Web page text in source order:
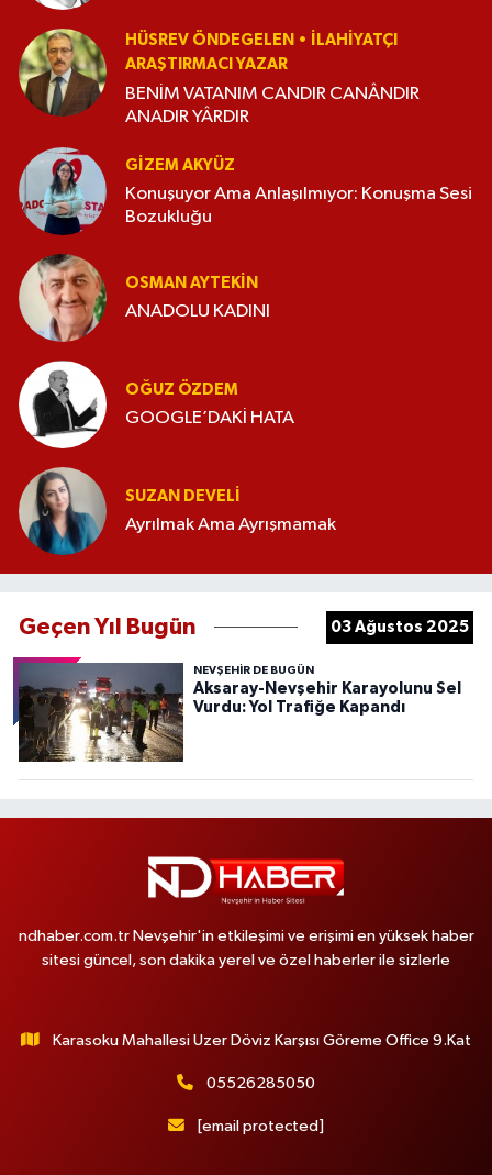
HÜSREV ÖNDEGELEN • İLAHIYATÇI
ARAŞTIRMACI YAZAR
BENİM VATANIM CANDIR CANÂNDIR
ANADIR YÂRDIR
GIZEM AKYÜZ
Konuşuyor Ama Anlaşılmıyor: Konuşma Sesi
Bozukluğu
OSMAN AYTEKIN
ANADOLU KADINI
OĞUZ ÖZDEM
GOOGLE’DAKİ HATA
SUZAN DEVELI
Ayrılmak Ama Ayrışmamak
Geçen Yıl Bugün 03 Ağustos 2025
NEVŞEHIR DE BUGÜN
Aksaray-Nevşehir Karayolunu Sel
Vurdu: Yol Trafiğe Kapandı
ndhaber.com.tr Nevşehir'in etkileşimi ve erişimi en yüksek haber
sitesi güncel, son dakika yerel ve özel haberler ile sizlerle
Karasoku Mahallesi Uzer Döviz Karşısı Göreme Office 9.Kat
05526285050
[email protected]